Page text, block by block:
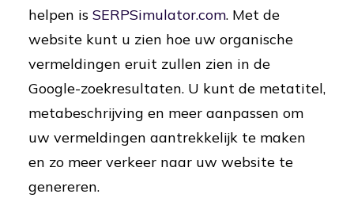
helpen is SERPSimulator.com. Met de
website kunt u zien hoe uw organische
vermeldingen eruit zullen zien in de
Google-zoekresultaten. U kunt de metatitel,
metabeschrijving en meer aanpassen om
uw vermeldingen aantrekkelijk te maken
en zo meer verkeer naar uw website te
genereren.